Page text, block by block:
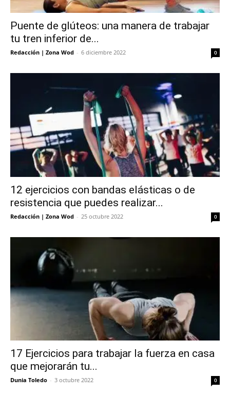
Puente de glúteos: una manera de trabajar
tu tren inferior de...
Redacción | Zona Wod - 6 diciembre 2022 0
12 ejercicios con bandas elásticas o de
resistencia que puedes realizar...
Redacción | Zona Wod - 25 octubre 2022 0
17 Ejercicios para trabajar la fuerza en casa
que mejorarán tu...
Dunia Toledo - 3 octubre 2022 0